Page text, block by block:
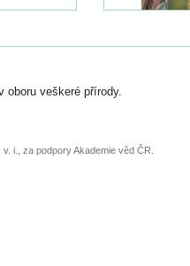
nebo
oboru veškeré přírody.
i., za podpory Akademie věd ČR.